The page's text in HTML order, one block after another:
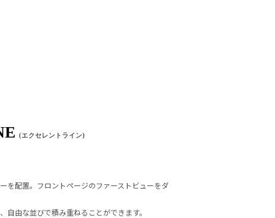
(エクセレントライン)
を配置。フロントページのファーストビューをダ
自由な並びで積み重ねることができます。